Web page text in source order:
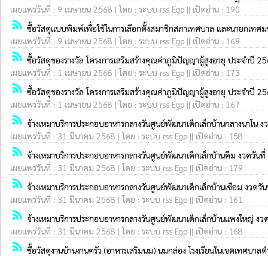
เผยแพร่วันที่ : 9 เมษายน 2568 | โดย : ระบบ rss Egp || เปิดอ่าน : 190
rss_feed ซื้อวัสดุแบบพิมพ์เพื่อใช้ในการเลือกตั้งสมาชิกสภาเทศบาล และนายกเท
เผยแพร่วันที่ : 9 เมษายน 2568 | โดย : ระบบ rss Egp || เปิดอ่าน : 169
rss_feed ซื้อวัสดุของรางวัล โครงการเสริมสร้างคุณค่าภูมิปัญญาผู้สูงอายุ ประจำปี
เผยแพร่วันที่ : 1 เมษายน 2568 | โดย : ระบบ rss Egp || เปิดอ่าน : 173
rss_feed ซื้อวัสดุของรางวัล โครงการเสริมสร้างคุณค่าภูมิปัญญาผู้สูงอายุ ประจำปี
เผยแพร่วันที่ : 1 เมษายน 2568 | โดย : ระบบ rss Egp || เปิดอ่าน : 167
rss_feed จ้างเหมาบริการประกอบอาหารกลางวันศูนย์พัฒนาเด็กเล็กบ้านกลางนาโ
เผยแพร่วันที่ : 31 มีนาคม 2568 | โดย : ระบบ rss Egp || เปิดอ่าน : 158
rss_feed จ้างเหมาบริการประกอบอาหารกลางวันศูนย์พัฒนาเด็กเล็กบ้านคึม งวดวั
เผยแพร่วันที่ : 31 มีนาคม 2568 | โดย : ระบบ rss Egp || เปิดอ่าน : 179
rss_feed จ้างเหมาบริการประกอบอาหารกลางวันศูนย์พัฒนาเด็กเล็กบ้านเซือม งว
เผยแพร่วันที่ : 31 มีนาคม 2568 | โดย : ระบบ rss Egp || เปิดอ่าน : 161
rss_feed จ้างเหมาบริการประกอบอาหารกลางวันศูนย์พัฒนาเด็กเล็กบ้านแพงใหญ่
เผยแพร่วันที่ : 31 มีนาคม 2568 | โดย : ระบบ rss Egp || เปิดอ่าน : 168
rss_feed ซื้อวัสดุงานบ้านงานครัว (อาหารเสริมนม) นมกล่อง โรงเรียนในเขตเทศบ